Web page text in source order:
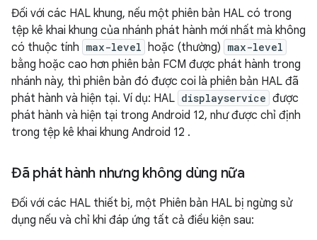
Đối với các HAL khung, nếu một phiên bản HAL có trong
tệp kê khai khung của nhánh phát hành mới nhất mà không
có thuộc tính max-level hoặc (thường) max-level
bằng hoặc cao hơn phiên bản FCM được phát hành trong
nhánh này, thì phiên bản đó được coi là phiên bản HAL đã
phát hành và hiện tại. Ví dụ: HAL displayservice được
phát hành và hiện tại trong Android 12, như được chỉ định
trong tệp kê khai khung Android 12 .
Đã phát hành nhưng không dùng nữa
Đối với các HAL thiết bị, một Phiên bản HAL bị ngừng sử
dụng nếu và chỉ khi đáp ứng tất cả điều kiện sau: